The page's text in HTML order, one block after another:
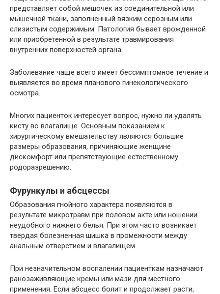
представляет собой мешочек из соединительной или
мышечной ткани, заполненный вязким серозным или
слизистым содержимым. Патология бывает врожденной
или приобретенной в результате травмирования
внутренних поверхностей органа.
Заболевание чаще всего имеет бессимптомное течение и
выявляется во время планового гинекологического
осмотра.
Многих пациенток интересует вопрос, нужно ли удалять
кисту во влагалище. Основным показанием к
хирургическому вмешательству являются большие
размеры образования, причиняющие женщине
дискомфорт или препятствующие естественному
родоразрешению.
Фурункулы и абсцессы
Образования гнойного характера появляются в
результате микротравм при половом акте или ношении
неудобного нижнего белья. При этом часто возникает
твердая болезненная шишка в промежности между
анальным отверстием и влагалищем.
При незначительном воспалении пациенткам назначают
ранозаживляющие кремы или мази для местного
применения. Если абсцесс болит и продолжает расти,